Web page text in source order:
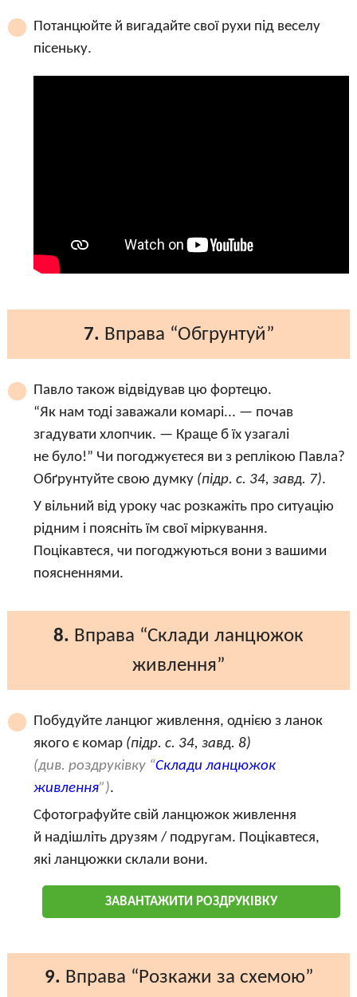
Потанцюйте й вигадайте свої рухи під веселу
пісеньку.
7. Вправа “Обгрунтуй”
Павло також відвідував цю фортецю.
“Як нам тоді заважали комарі... — почав
згадувати хлопчик. — Краще б їх узагалі
не було!” Чи погоджуєтеся ви з реплікою Павла?
Обґрунтуйте свою думку (підр. с. 34, завд. 7).
У вільний від уроку час розкажіть про ситуацію
рідним і поясніть їм свої міркування.
Поцікавтеся, чи погоджуються вони з вашими
поясненнями.
8. Вправа “Склади ланцюжок
живлення”
Побудуйте ланцюг живлення, однією з ланок
якого є комар (підр. с. 34, завд. 8)
(див. роздруківку “Склади ланцюжок
живлення”).
Сфотографуйте свій ланцюжок живлення
й надішліть друзям / подругам. Поцікавтеся,
які ланцюжки склали вони.
ЗАВАНТАЖИТИ РОЗДРУКІВКУ
9. Вправа “Розкажи за схемою”